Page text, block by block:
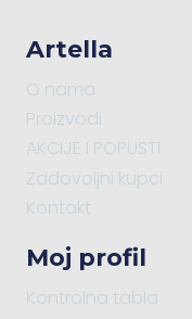
Moj profil
Kontrolna tabla
Artella
O nama
Proizvodi
AKCIJE I POPUSTI
Zadovoljni kupci
Kontakt